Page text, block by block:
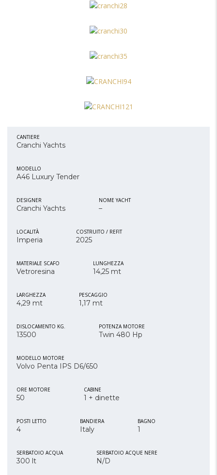
CANTIERE
Cranchi Yachts
MODELLO
A46 Luxury Tender
DESIGNER
Cranchi Yachts
NOME YACHT
–
LOCALITÀ
Imperia
COSTRUITO / REFIT
2025
MATERIALE SCAFO
Vetroresina
LUNGHEZZA
14,25 mt
LARGHEZZA
4,29 mt
PESCAGGIO
1,17 mt
DISLOCAMENTO KG.
13500
POTENZA MOTORE
Twin 480 Hp
MODELLO MOTORE
Volvo Penta IPS D6/650
ORE MOTORE
50
CABINE
1 + dinette
POSTI LETTO
4
BANDIERA
Italy
BAGNO
1
SERBATOIO ACQUA
300 lt
SERBATOIO ACQUE NERE
N/D